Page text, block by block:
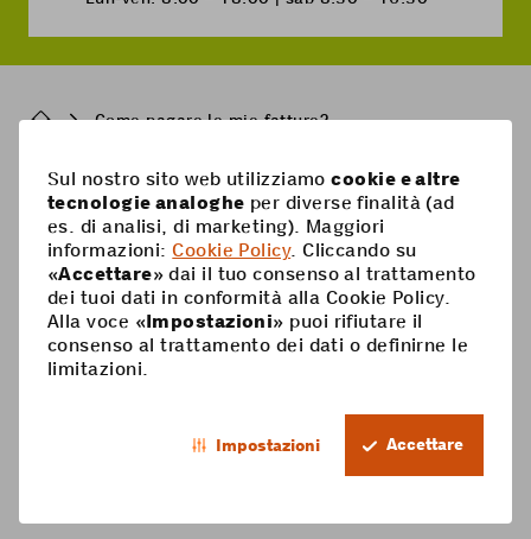
BreadcrumbCome pagare le mie fatture?
Pied
de
page
Mobile
Abbonamenti mobili
Scheda Prepaid
Opzioni
Aiuto
Supercard
Ricarica Prepaid
Listino prezzi & condizioni generali
Coop Mobile
IT
Sul nostro sito web utilizziamocookie e altre
tecnologie analoghe per diverse finalità (ad
es. di analisi, di marketing). Maggiori
informazioni:Cookie Policy. Cliccando su
«Accettare» dai il tuo consenso al trattamento
dei tuoi dati in conformità alla Cookie Policy.
Alla voce «Impostazioni» puoi rifiutare il
consenso al trattamento dei dati o definirne le
limitazioni.
Impostazioni Accettare